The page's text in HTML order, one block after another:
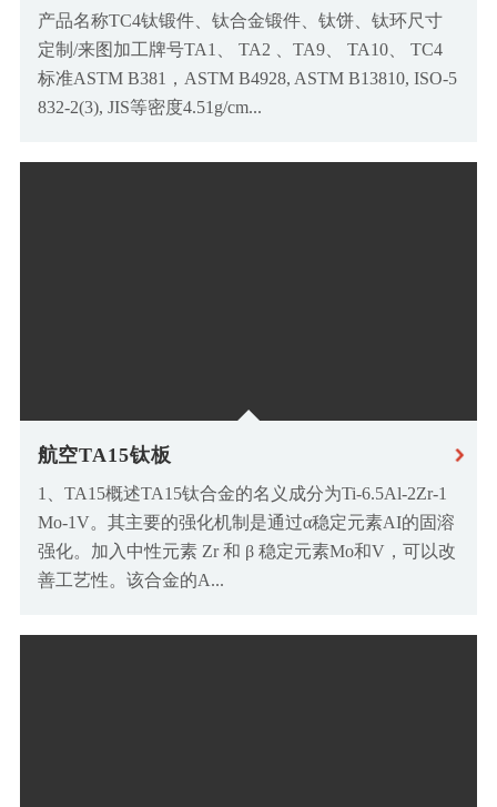
产品名称TC4钛锻件、钛合金锻件、钛饼、钛环尺寸
定制/来图加工牌号TA1、 TA2 、TA9、 TA10、 TC4
标准ASTM B381，ASTM B4928, ASTM B13810, ISO-5
832-2(3), JIS等密度4.51g/cm...
航空TA15钛板
1、TA15概述TA15钛合金的名义成分为Ti-6.5Al-2Zr-1
Mo-1V。其主要的强化机制是通过α稳定元素AI的固溶
强化。加入中性元素 Zr 和 β 稳定元素Mo和V，可以改
善工艺性。该合金的A...